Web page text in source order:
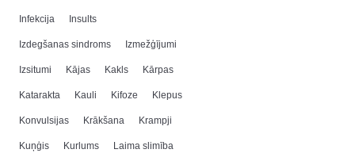
Infekcija Insults
Izdegšanas sindroms Izmežģījumi
Izsitumi Kājas Kakls Kārpas
Katarakta Kauli Kifoze Klepus
Konvulsijas Krākšana Krampji
Kuņģis Kurlums Laima slimība